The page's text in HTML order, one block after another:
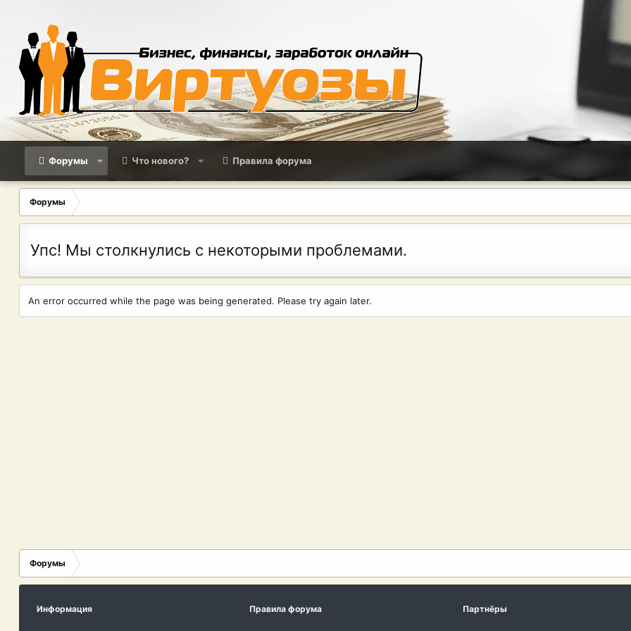
Форумы Что нового? Правила форума
Форумы
Упс! Мы столкнулись с некоторыми проблемами.
An error occurred while the page was being generated. Please try again later.
Форумы
Информация Правила форума Партнёры